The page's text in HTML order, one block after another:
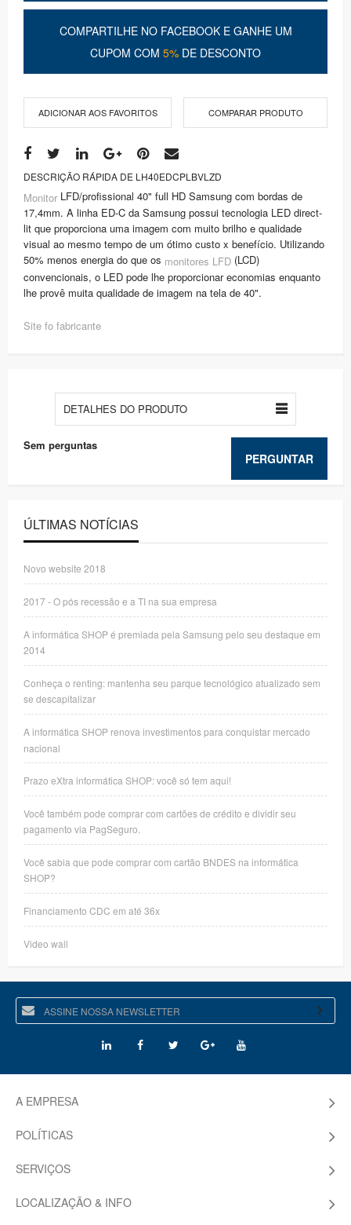
COMPARTILHE NO FACEBOOK E GANHE UM
CUPOM COM 5% DE DESCONTO
ADICIONAR AOS FAVORITOS COMPARAR PRODUTO
DESCRIÇÃO RÁPIDA DE LH40EDCPLBVLZD
Monitor LFD/profissional 40" full HD Samsung com bordas de
17,4mm. A linha ED-C da Samsung possui tecnologia LED direct-
lit que proporciona uma imagem com muito brilho e qualidade
visual ao mesmo tempo de um ótimo custo x benefício. Utilizando
50% menos energia do que os monitores LFD (LCD)
convencionais, o LED pode lhe proporcionar economias enquanto
lhe provê muita qualidade de imagem na tela de 40".
Site fo fabricante
DETALHES DO PRODUTO
PERGUNTAR
Sem perguntas
ÚLTIMAS NOTÍCIAS
Novo website 2018
2017 - O pós recessão e a TI na sua empresa
A informática SHOP é premiada pela Samsung pelo seu destaque em
2014
Conheça o renting: mantenha seu parque tecnológico atualizado sem
se descapitalizar
A informática SHOP renova investimentos para conquistar mercado
nacional
Prazo eXtra informática SHOP: você só tem aqui!
Você também pode comprar com cartões de crédito e dividir seu
pagamento via PagSeguro.
Você sabia que pode comprar com cartão BNDES na informática
SHOP?
Financiamento CDC em até 36x
Video wall
A EMPRESA
POLÍTICAS
SERVIÇOS
LOCALIZAÇÃO & INFO